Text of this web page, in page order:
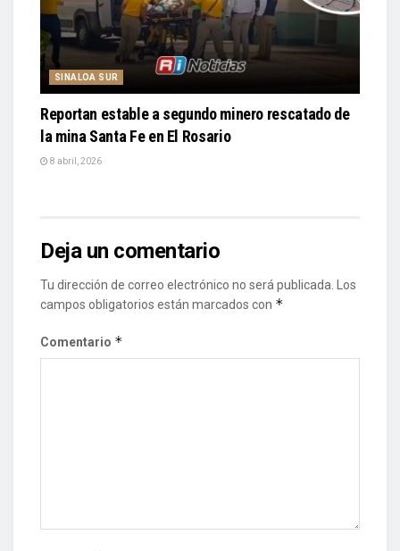
SINALOA SUR
Reportan estable a segundo minero rescatado de
la mina Santa Fe en El Rosario
8 abril, 2026
Deja un comentario
Tu dirección de correo electrónico no será publicada.
Los
campos obligatorios están marcados con *
Comentario *